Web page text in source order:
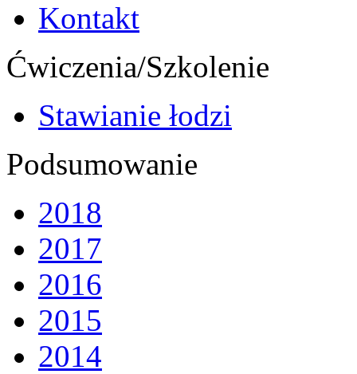
Kontakt
Ćwiczenia/Szkolenie
Stawianie łodzi
Podsumowanie
2018
2017
2016
2015
2014